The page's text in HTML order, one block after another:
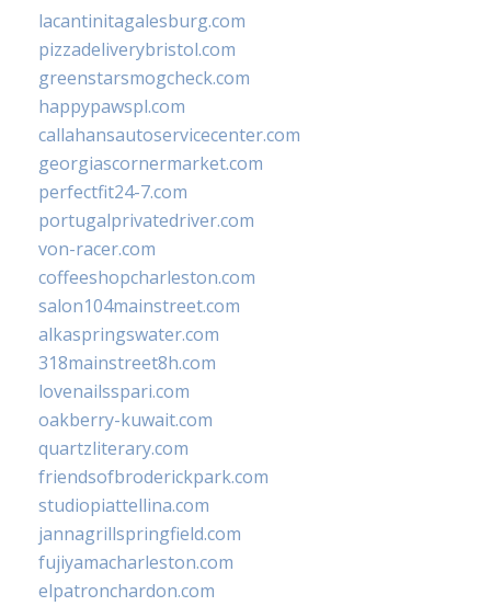
lacantinitagalesburg.com
pizzadeliverybristol.com
greenstarsmogcheck.com
happypawspl.com
callahansautoservicecenter.com
georgiascornermarket.com
perfectfit24-7.com
portugalprivatedriver.com
von-racer.com
coffeeshopcharleston.com
salon104mainstreet.com
alkaspringswater.com
318mainstreet8h.com
lovenailsspari.com
oakberry-kuwait.com
quartzliterary.com
friendsofbroderickpark.com
studiopiattellina.com
jannagrillspringfield.com
fujiyamacharleston.com
elpatronchardon.com